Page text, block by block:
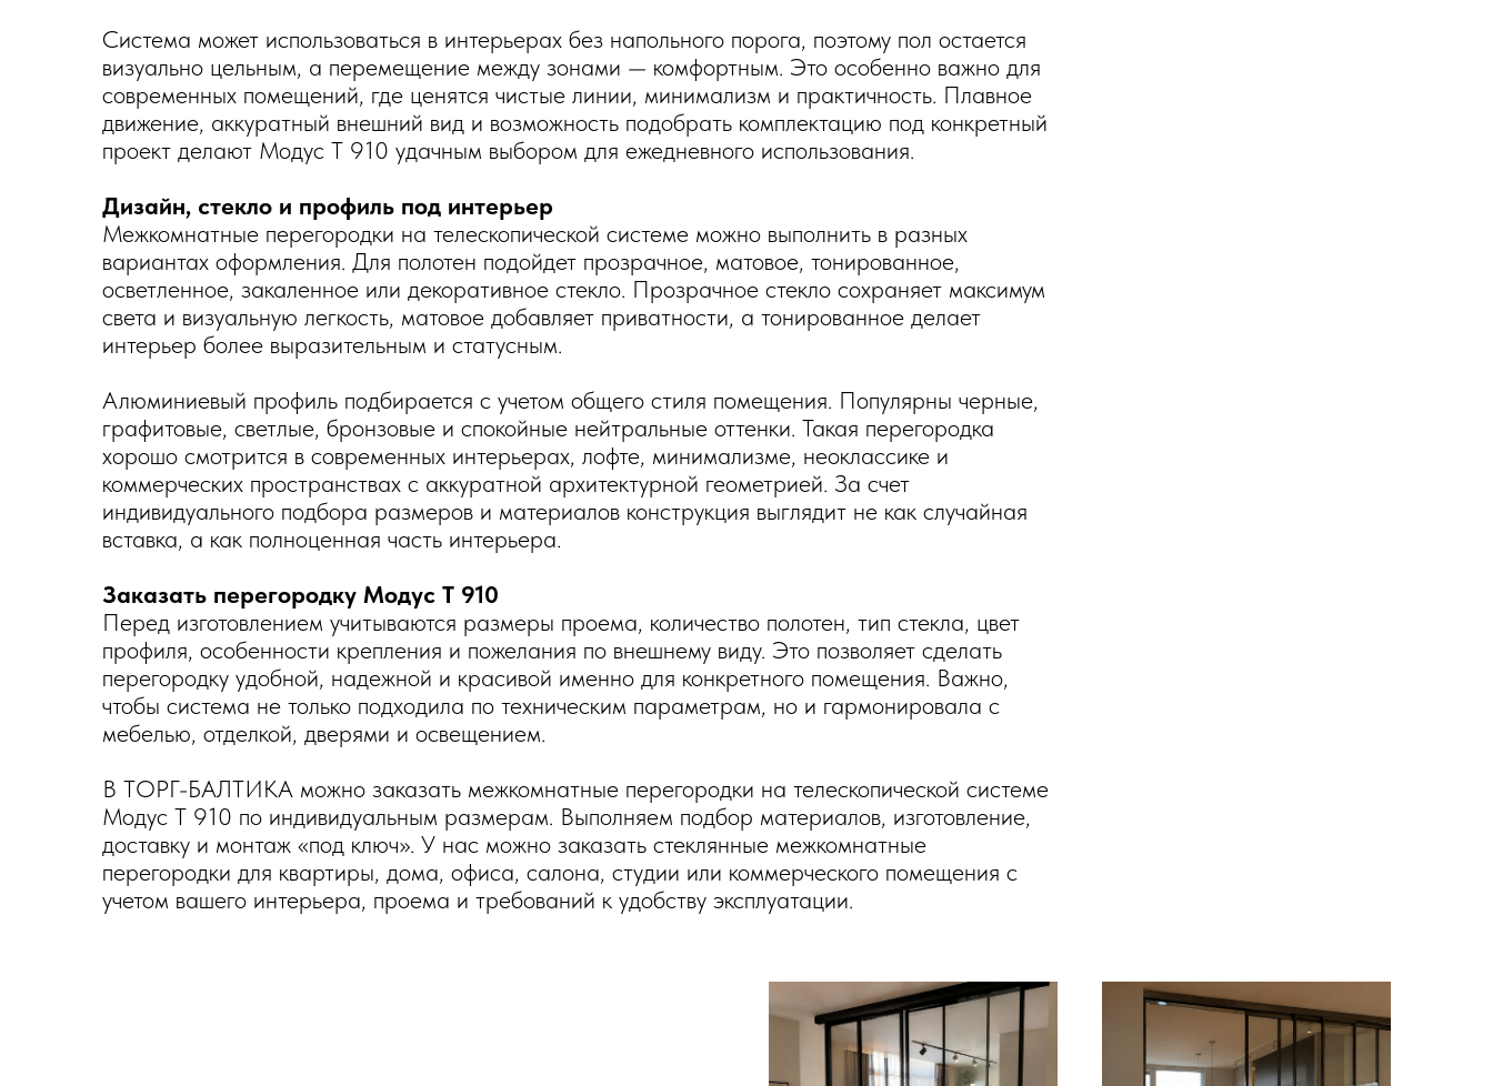
Система может использоваться в интерьерах без напольного порога, поэтому пол остается
визуально цельным, а перемещение между зонами — комфортным. Это особенно важно для
современных помещений, где ценятся чистые линии, минимализм и практичность. Плавное
движение, аккуратный внешний вид и возможность подобрать комплектацию под конкретный
проект делают Модус T 910 удачным выбором для ежедневного использования.
Дизайн, стекло и профиль под интерьер
Межкомнатные перегородки на телескопической системе можно выполнить в разных
вариантах оформления. Для полотен подойдет прозрачное, матовое, тонированное,
осветленное, закаленное или декоративное стекло. Прозрачное стекло сохраняет максимум
света и визуальную легкость, матовое добавляет приватности, а тонированное делает
интерьер более выразительным и статусным.
Алюминиевый профиль подбирается с учетом общего стиля помещения. Популярны черные,
графитовые, светлые, бронзовые и спокойные нейтральные оттенки. Такая перегородка
хорошо смотрится в современных интерьерах, лофте, минимализме, неоклассике и
коммерческих пространствах с аккуратной архитектурной геометрией. За счет
индивидуального подбора размеров и материалов конструкция выглядит не как случайная
вставка, а как полноценная часть интерьера.
Заказать перегородку Модус T 910
Перед изготовлением учитываются размеры проема, количество полотен, тип стекла, цвет
профиля, особенности крепления и пожелания по внешнему виду. Это позволяет сделать
перегородку удобной, надежной и красивой именно для конкретного помещения. Важно,
чтобы система не только подходила по техническим параметрам, но и гармонировала с
мебелью, отделкой, дверями и освещением.
В ТОРГ-БАЛТИКА можно заказать межкомнатные перегородки на телескопической системе
Модус T 910 по индивидуальным размерам. Выполняем подбор материалов, изготовление,
доставку и монтаж «под ключ». У нас можно заказать стеклянные межкомнатные
перегородки для квартиры, дома, офиса, салона, студии или коммерческого помещения с
учетом вашего интерьера, проема и требований к удобству эксплуатации.